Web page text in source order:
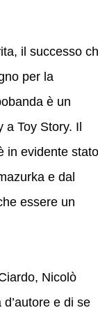
il successo
per la
è un
Toy Story. Il
in evidente stato
e dal
essere un
Nicolò
e di se